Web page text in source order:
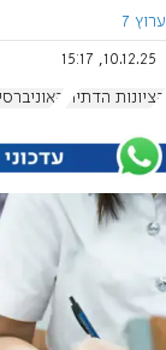
ערוץ 7
10.12.25, 15:17
הציונות הדתית